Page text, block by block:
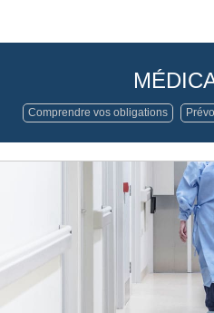
Comprendre vos obligations